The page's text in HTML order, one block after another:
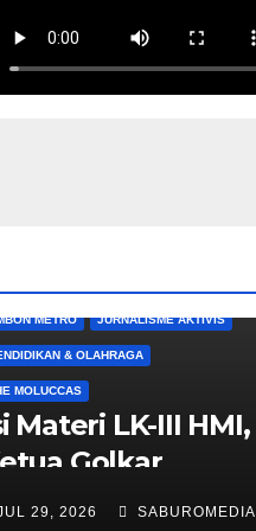
METRO JURNALISME AKTIVIS
& OLAHRAGA
MOLUCCAS
Materi LK-III HMI,
Golkar
Umar Lessy
29, 2026 SABUROMEDIA